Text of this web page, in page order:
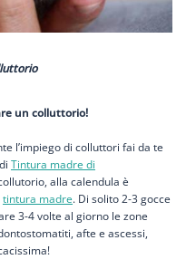
un colluttorio!
l’impiego di colluttori fai da te
Tintura madre di
alla calendula è
tintura madre. Di solito 2-3 gocce
3-4 volte al giorno le zone
afte e ascessi,